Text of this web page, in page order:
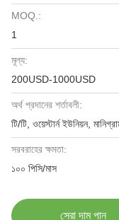
MOQ.:
1
মূল্য:
200USD-1000USD
অর্থ প্রদানের শর্তাবলী:
টি/টি, ওয়েস্টার্ন ইউনিয়ন,
সরবরাহের ক্ষমতা:
১০০ পিসি/মাস
সেরা দাম পান